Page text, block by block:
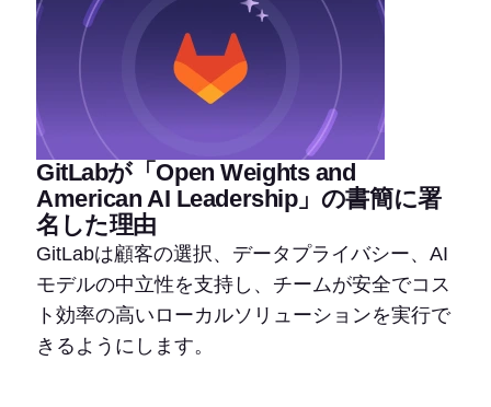
GitLabが「Open Weights and
American AI Leadership」の書簡に署
名した理由
GitLabは顧客の選択、データプライバシー、AI
モデルの中立性を支持し、チームが安全でコス
ト効率の高いローカルソリューションを実行で
きるようにします。